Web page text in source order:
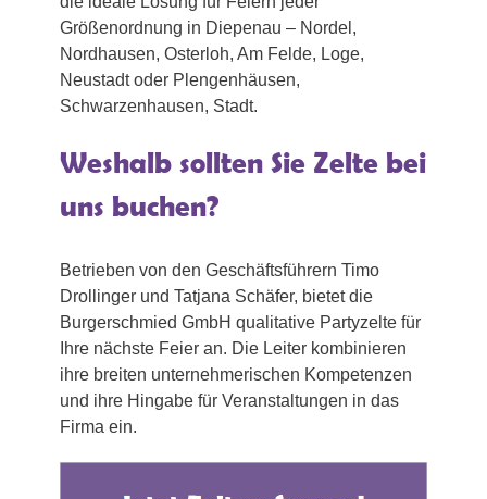
Größenordnung in Diepenau – Nordel,
Nordhausen, Osterloh, Am Felde, Loge,
Neustadt oder Plengenhäusen,
Schwarzenhausen, Stadt.
Weshalb sollten Sie Zelte bei
uns buchen?
Betrieben von den Geschäftsführern Timo
Drollinger und Tatjana Schäfer, bietet die
Burgerschmied GmbH qualitative Partyzelte für
Ihre nächste Feier an. Die Leiter kombinieren
ihre breiten unternehmerischen Kompetenzen
und ihre Hingabe für Veranstaltungen in das
Firma ein.